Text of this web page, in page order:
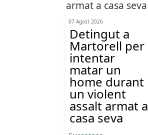
07 Agost 2026
Detingut a
Martorell per
intentar
matar un
home durant
un violent
assalt armat a
casa seva